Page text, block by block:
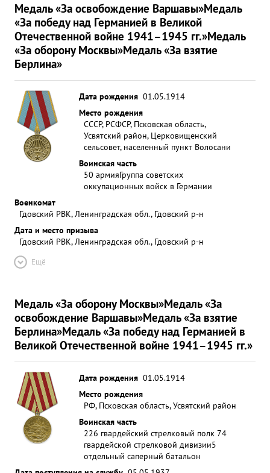
Медаль «За освобождение Варшавы»Медаль
«За победу над Германией в Великой
Отечественной войне 1941–1945 гг.»Медаль
«За оборону Москвы»Медаль «За взятие
Берлина»
Дата рождения 01.05.1914
Место рождения
СССР, РСФСР, Псковская область,
Усвятский район, Церковищенский
сельсовет, населенный пункт Волосани
Воинская часть
50 армияГруппа советских
оккупационных войск в Германии
Военкомат
Гдовский РВК, Ленинградская обл., Гдовский р-н
Дата и место призыва
Гдовский РВК, Ленинградская обл., Гдовский р-н
Ещё
Медаль «За оборону Москвы»Медаль «За
освобождение Варшавы»Медаль «За взятие
Берлина»Медаль «За победу над Германией в
Великой Отечественной войне 1941–1945 гг.»
Дата рождения 01.05.1914
Место рождения
РФ, Псковская область, Усвятский район
Воинская часть
226 гвардейский стрелковый полк 74
гвардейской стрелковой дивизии5
отдельный саперный батальон